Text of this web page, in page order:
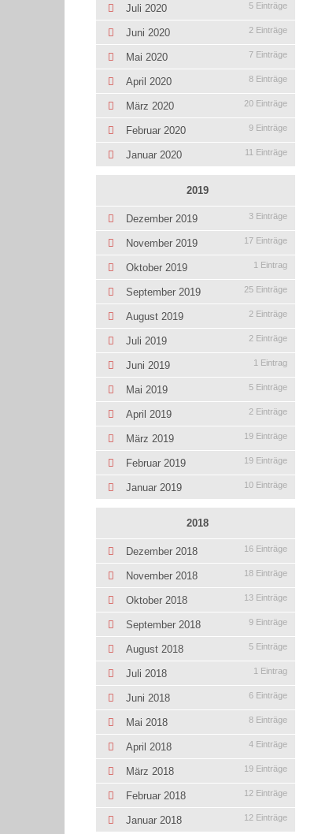
Juli 2020 5 Einträge
Juni 2020 2 Einträge
Mai 2020 7 Einträge
April 2020 8 Einträge
März 2020 20 Einträge
Februar 2020 9 Einträge
Januar 2020 11 Einträge
2019
Dezember 2019 3 Einträge
November 2019 17 Einträge
Oktober 2019 1 Eintrag
September 2019 25 Einträge
August 2019 2 Einträge
Juli 2019 2 Einträge
Juni 2019 1 Eintrag
Mai 2019 5 Einträge
April 2019 2 Einträge
März 2019 19 Einträge
Februar 2019 19 Einträge
Januar 2019 10 Einträge
2018
Dezember 2018 16 Einträge
November 2018 18 Einträge
Oktober 2018 13 Einträge
September 2018 9 Einträge
August 2018 5 Einträge
Juli 2018 1 Eintrag
Juni 2018 6 Einträge
Mai 2018 8 Einträge
April 2018 4 Einträge
März 2018 19 Einträge
Februar 2018 12 Einträge
Januar 2018 12 Einträge